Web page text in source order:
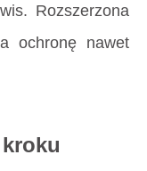
Rozszerzona
ochronę nawet